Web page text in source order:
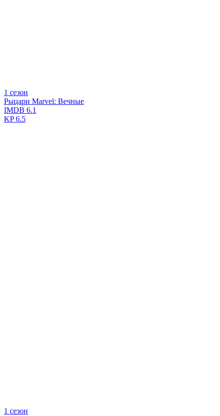
1 сезон
Рыцари Marvel: Вечные
IMDB 6.1
KP6.5
1 сезон